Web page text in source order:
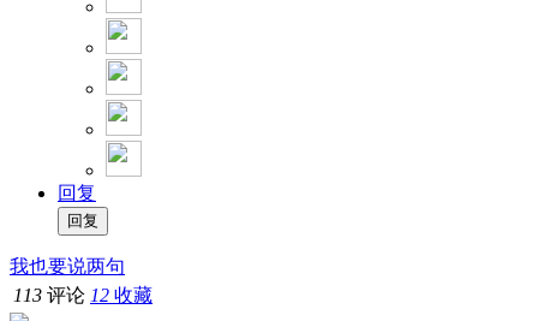
回复
我也要说两句
113 评论 12 收藏